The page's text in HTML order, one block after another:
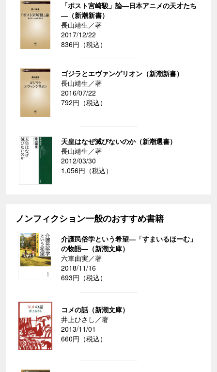
「ポスト宮崎駿」論―日本アニメの天才たち
―（新潮新書）
長山靖生／著
2017/12/22
836円（税込）
ゴジラとエヴァンゲリオン（新潮新書）
長山靖生／著
2016/07/22
792円（税込）
天皇はなぜ滅びないのか（新潮選書）
長山靖生／著
2012/03/30
1,056円（税込）
ノンフィクション一般のおすすめ書籍
介護民俗学という希望―「すまいるほーむ」
の物語―（新潮文庫）
六車由実／著
2018/11/16
693円（税込）
コメの話（新潮文庫）
井上ひさし／著
2013/11/01
660円（税込）